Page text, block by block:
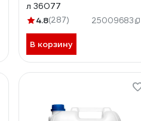
л 36077
4.8(287) 25009683
В корзину